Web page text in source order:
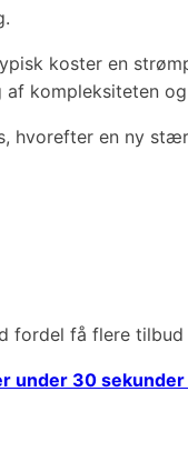
koster en
kompleksiteten
hvorefter en ny
fordel få flere tilbud
under 30